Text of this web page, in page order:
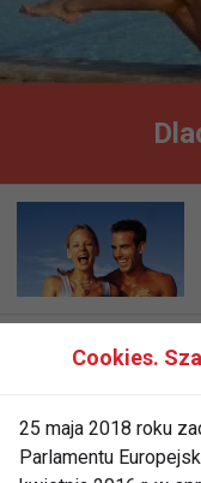
Cookies.
25 maja 2018 roku
Parlamentu